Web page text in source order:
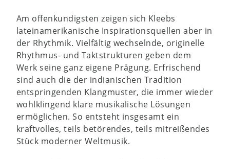
Am offenkundigsten zeigen sich Kleebs
lateinamerikanische Inspirationsquellen aber in
der Rhythmik. Vielfältig wechselnde, originelle
Rhythmus- und Taktstrukturen geben dem
Werk seine ganz eigene Prägung. Erfrischend
sind auch die der indianischen Tradition
entspringenden Klangmuster, die immer wieder
wohlklingend klare musikalische Lösungen
ermöglichen. So entsteht insgesamt ein
kraftvolles, teils betörendes, teils mitreißendes
Stück moderner Weltmusik.